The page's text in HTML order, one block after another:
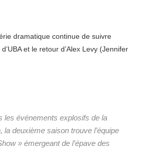
dramatique continue de suivre
et le retour d’Alex Levy (Jennifer
les événements explosifs de la
la deuxième saison trouve l’équipe
» émergeant de l’épave des